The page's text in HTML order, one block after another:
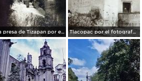
La presa de Tizapan por el fotografo Fernando Kososky. ( Circulada el 22 de Diembre de 1910 ). Tlacopac por el fotografo Hugo Brehme.